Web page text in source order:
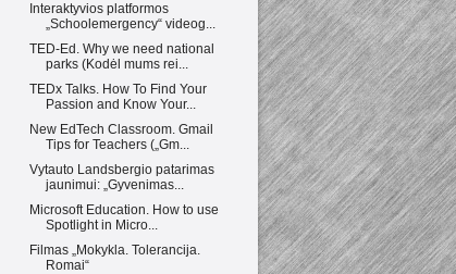
Interaktyvios platformos
„Schoolemergency“ videog...
TED-Ed. Why we need national
parks (Kodėl mums rei...
TEDx Talks. How To Find Your
Passion and Know Your...
New EdTech Classroom. Gmail
Tips for Teachers („Gm...
Vytauto Landsbergio patarimas
jaunimui: „Gyvenimas...
Microsoft Education. How to use
Spotlight in Micro...
Filmas „Mokykla. Tolerancija.
Romai“